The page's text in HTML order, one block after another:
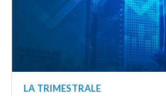
LA TRIMESTRALE